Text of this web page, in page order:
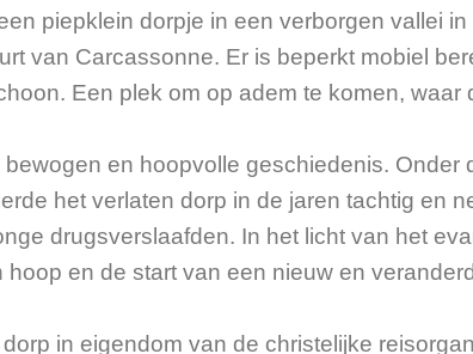
piepklein dorpje in een verborgen vallei
van Carcassonne. Er is beperkt mobiel
Een plek om op adem te komen, waar
en hoopvolle geschiedenis.
het verlaten dorp in de jaren tachtig en
drugsverslaafden. In het licht van het
hoop en de start van een nieuw en
in eigendom van de christelijke